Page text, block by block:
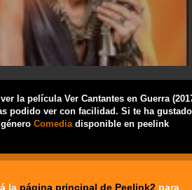
la película Ver Cantantes en Guerra
podido ver con facilidad. Si te ha gustado
Comediadisponible en peelink
la página principal de Peelink2 para